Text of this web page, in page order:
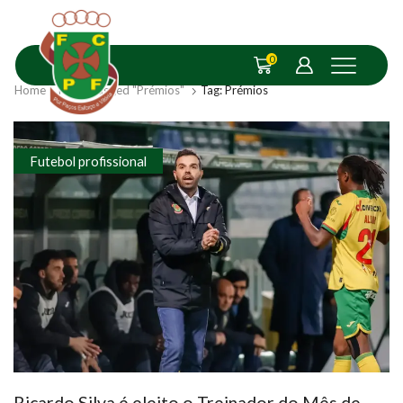
0
Home Posts Tagged "Prémios" Tag: Prémios
Futebol profissional